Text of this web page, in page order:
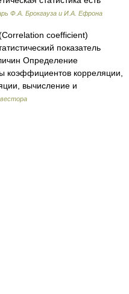
Ф.А. Брокгауза и И.А. Ефрона
coefficient)
показатель
Определение
коэффициентов корреляции,
вычисление и